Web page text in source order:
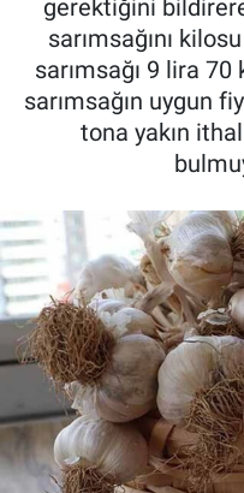
gerektiğini
sarımsağını
sarımsağı 9 lira
sarımsağın uygun
tona yakın
Tarım Kredi
Pankobirlik
Et fiyatları
Tarım Bilgisi
Yetiştirici Soruyor
Dünyada Tarım
Üretici Birlikleri
Şeker ve Şekerli